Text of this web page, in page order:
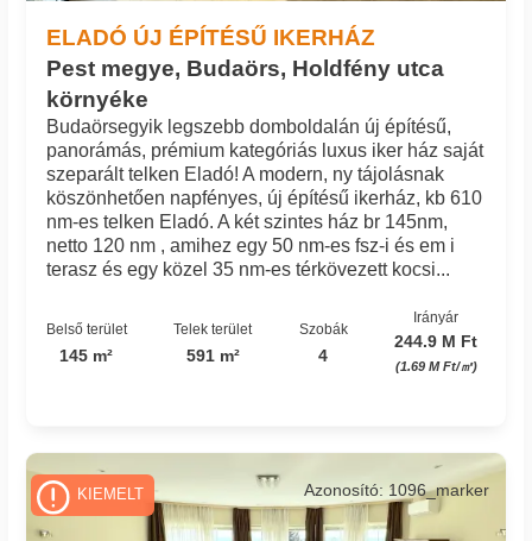
ELADÓ ÚJ ÉPÍTÉSŰ IKERHÁZ
Pest megye, Budaörs, Holdfény utca
környéke
Budaörsegyik legszebb domboldalán új építésű,
panorámás, prémium kategóriás luxus iker ház saját
szeparált telken Eladó! A modern, ny tájolásnak
köszönhetően napfényes, új építésű ikerház, kb 610
nm-es telken Eladó. A két szintes ház br 145nm,
netto 120 nm , amihez egy 50 nm-es fsz-i és em i
terasz és egy közel 35 nm-es térkövezett kocsi...
Belső terület
145 m²
Telek terület
591 m²
Szobák
4
Irányár
244.9 M Ft
(1.69 M Ft/㎡)
Azonosító: 1096_marker
KIEMELT